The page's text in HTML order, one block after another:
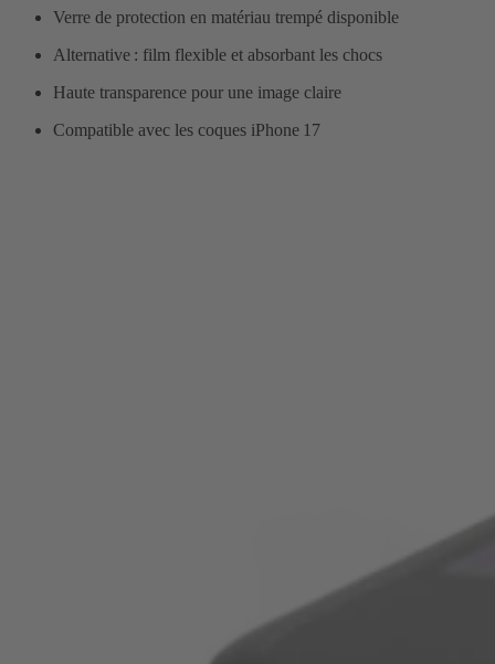
Verre de protection en matériau trempé disponible
Alternative : film flexible et absorbant les chocs
Haute transparence pour une image claire
Compatible avec les coques iPhone 17